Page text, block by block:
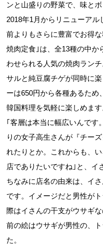
ンと山盛りの野菜で、味と
2018年1月からリニューア
前よりもさらに豊富でお得
焼肉定食｣は、全13種の中か
わせられる人気の焼肉ラン
サルと純豆腐チゲが同時に
ーは650円から各種あるた
韓国料理を気軽に楽しめます
｢客層は本当に幅広いんです
りの女子高生さんが『チー
れたりとか。これからも、
店でありたいですね｣と、イ
ちなみに店名の由来は、イ
です。イメージだと男性が
際はイさんの干支がウサギ
前の絵はウサギが男性の、
た。